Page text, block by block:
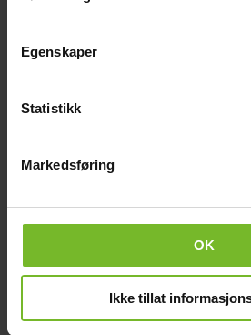
Egenskaper
Statistikk
Markedsføring
OK
Ikke tillat
Click & Collect
Betala med Klarna